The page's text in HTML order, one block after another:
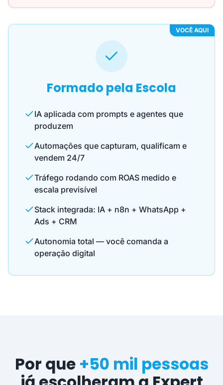
VOCÊ AQUI
Formado pela Escola
IA aplicada com prompts e agentes que
produzem
Automações que capturam, qualificam e
vendem 24/7
Tráfego rodando com ROAS medido e
escala previsível
Stack integrada: IA + n8n + WhatsApp +
Ads + CRM
Autonomia total — você comanda a
operação digital
Por que +50 mil pessoas